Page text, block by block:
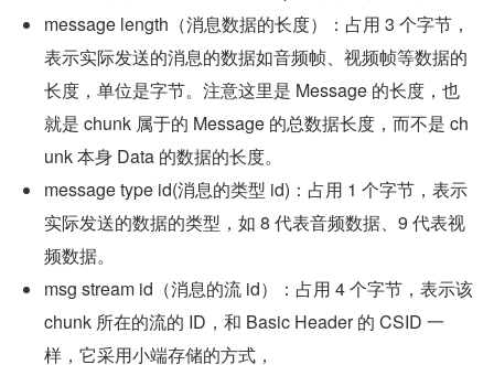
message length（消息数据的长度）：占用 3 个字节，
表示实际发送的消息的数据如音频帧、视频帧等数据的
长度，单位是字节。注意这里是 Message 的长度，也
就是 chunk 属于的 Message 的总数据长度，而不是 ch
unk 本身 Data 的数据的长度。
message type id(消息的类型 id)：占用 1 个字节，表示
实际发送的数据的类型，如 8 代表音频数据、9 代表视
频数据。
msg stream id（消息的流 id）：占用 4 个字节，表示该
chunk 所在的流的 ID，和 Basic Header 的 CSID 一
样，它采用小端存储的方式，